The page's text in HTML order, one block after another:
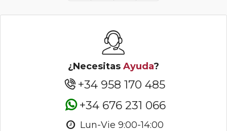
¿Necesitas Ayuda?
+34 958 170 485
+34 676 231 066
Lun-Vie 9:00-14:00